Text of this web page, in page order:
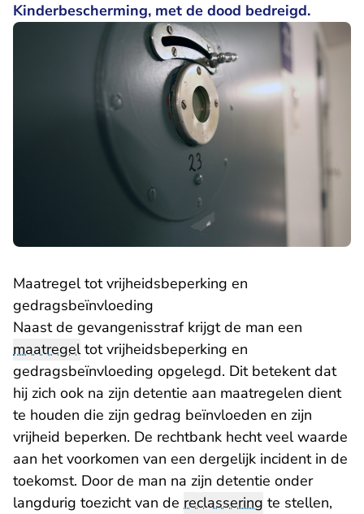
Kinderbescherming, met de dood bedreigd.
Maatregel tot vrijheidsbeperking en
gedragsbeïnvloeding
Naast de gevangenisstraf krijgt de man een
maatregeltot vrijheidsbeperking en
gedragsbeïnvloeding opgelegd. Dit betekent dat
hij zich ook na zijn detentie aan maatregelen dient
te houden die zijn gedrag beïnvloeden en zijn
vrijheid beperken. De rechtbank hecht veel waarde
aan het voorkomen van een dergelijk incident in de
toekomst. Door de man na zijn detentie onder
langdurig toezicht van de reclassering te stellen,